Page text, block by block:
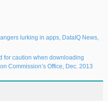
lurking in apps, DataIQ News,
for caution when downloading
Commission’s Office, Dec. 2013